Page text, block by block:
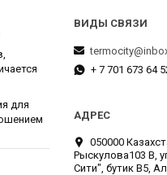
для
+ 7 701 673 64
050000
Рыскулова103 В,
Сити", бутик В5,